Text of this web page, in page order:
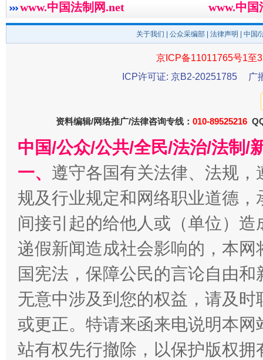
www.中国法制网.net www.中
关于我们 公众采编部 法律声明 | 中国
京ICP备11011765号1至
ICP许可证: 京B2-20251785
广
资料编辑/网络推广/法律咨询专线： 010-89525216
中国/公众/公共/全民/法治/法制/
一、 遵守各国有关法律、法规
规及行业规定和网络职业道德
间接引起的给他人或（单位）
递假新闻造成社会影响的，本
国宪法，保障公民的言论自由
无意中涉及到您的权益，请及
或更正。特请来函来电说明本
站有权先行撤除，以保护版权